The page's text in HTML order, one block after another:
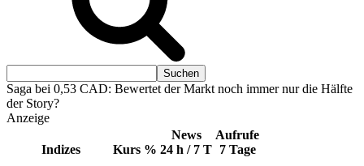
Saga bei 0,53 CAD: Bewertet der Markt noch immer nur die Hälfte
der Story?
Anzeige
Indizes Kurs %
News
24 h / 7 T
Aufrufe
7 Tage